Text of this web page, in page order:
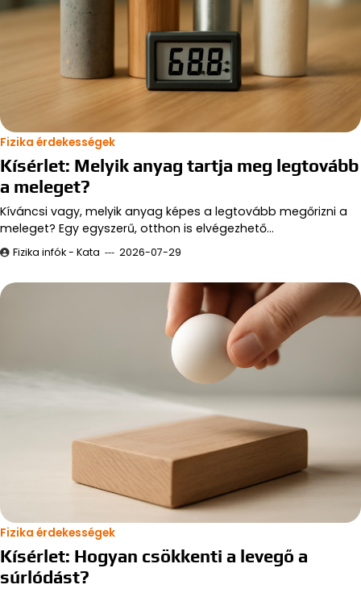
Fizika érdekességek
Kísérlet: Melyik anyag tartja meg legtovább
a meleget?
Kíváncsi vagy, melyik anyag képes a legtovább megőrizni a
meleget? Egy egyszerű, otthon is elvégezhető…
Fizika infók - Kata 2026-07-29
Fizika érdekességek
Kísérlet: Hogyan csökkenti a levegő a
súrlódást?